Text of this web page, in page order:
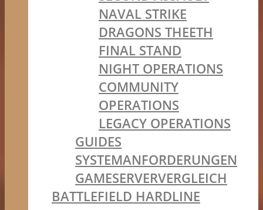
NAVAL STRIKE
DRAGONS THEETH
FINAL STAND
NIGHT OPERATIONS
COMMUNITY
OPERATIONS
LEGACY OPERATIONS
GUIDES
SYSTEMANFORDERUNGEN
GAMESERVERVERGLEICH
BATTLEFIELD HARDLINE